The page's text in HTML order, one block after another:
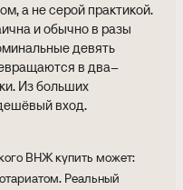
а не серой практикой.
и обычно в разы
девять
в два–
Из больших
вход.
ВНЖ купить может:
Реальный